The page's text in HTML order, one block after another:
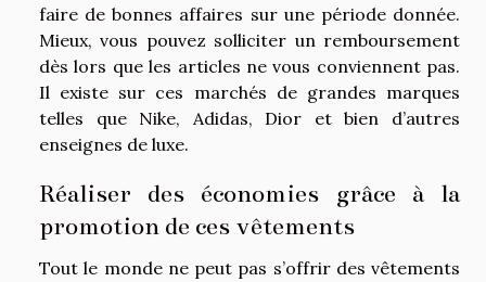
faire de bonnes affaires sur une période donnée.
Mieux, vous pouvez solliciter un remboursement
dès lors que les articles ne vous conviennent pas.
Il existe sur ces marchés de grandes marques
telles que Nike, Adidas, Dior et bien d’autres
enseignes de luxe.
Réaliser des économies grâce à la
promotion de ces vêtements
Tout le monde ne peut pas s’offrir des vêtements